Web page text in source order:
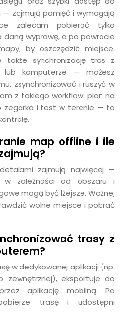
— zajmują pamięć i wymagają
zalecam pobierać tylko
wyprawę, a po powrocie
by oszczędzić miejsce.
także synchronizację tras z
komputerze — możesz
zsynchronizować i ruszyć w
z takiego workflow: plan na
zegarka i test w terenie — to
map offline i ile
zajmują najwięcej —
zależności od obszaru i
mogą być lżejsze. Ważne,
wolne miejsce i pobrać
trasy z
w dedykowanej aplikacji (np.
zewnętrznej), eksportuje do
aplikację mobilną. Po
trasę i udostępni